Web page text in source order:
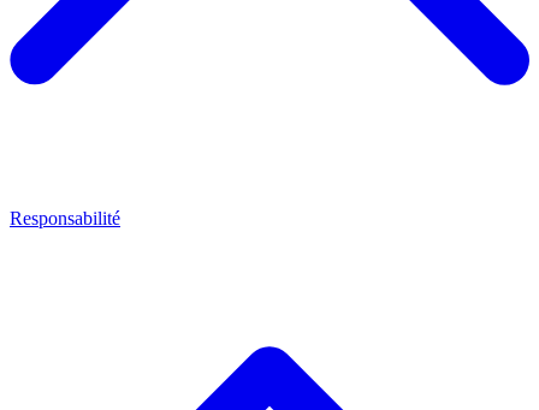
Responsabilité